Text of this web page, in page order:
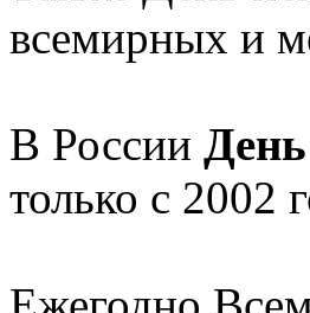
всемирных и
В России
только с 2002